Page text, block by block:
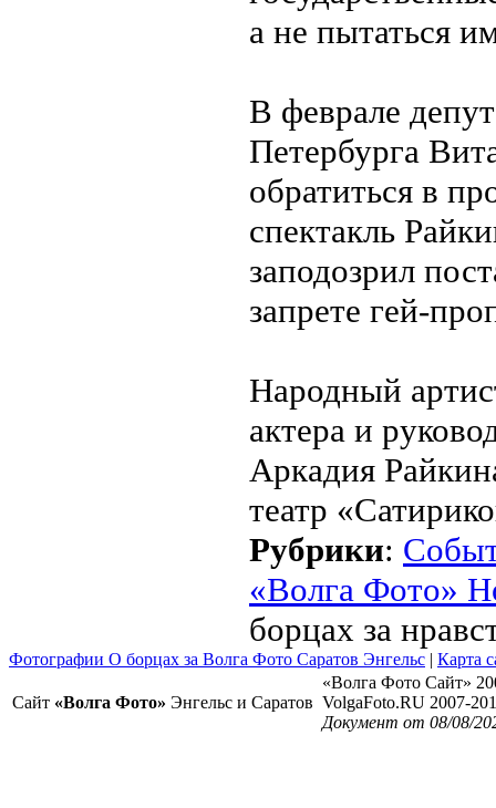
а не пытаться
В феврале
Петербурга
обратиться в
спектакль
заподозрил
запрете гей-
Народный
актера и
Аркадия
театр
Рубрики:
«Волга Фото»
борцах за
Фотографии О борцах за Волга Фото Саратов Энгельс | Карта
Сайт «Волга Фото» Энгельс и Саратов
«Волга Фото Сайт»
VolgaFoto.RU 2007-
Документ от 08/08/